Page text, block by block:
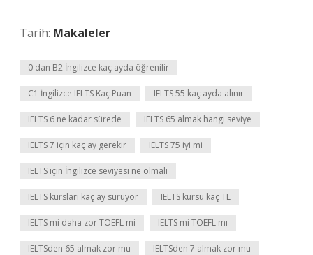
Tarih: Makaleler
0 dan B2 İngilizce kaç ayda öğrenilir
C1 İngilizce IELTS Kaç Puan IELTS 55 kaç ayda alınır
IELTS 6 ne kadar sürede IELTS 65 almak hangi seviye
IELTS 7 için kaç ay gerekir IELTS 75 iyi mi
IELTS için İngilizce seviyesi ne olmalı
IELTS kursları kaç ay sürüyor IELTS kursu kaç TL
IELTS mi daha zor TOEFL mi IELTS mi TOEFL mı
IELTSden 65 almak zor mu IELTSden 7 almak zor mu